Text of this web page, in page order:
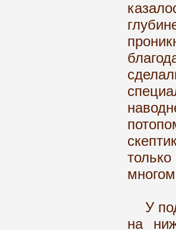
У
на